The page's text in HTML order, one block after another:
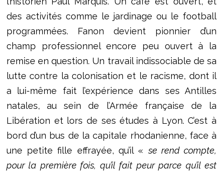
des activités comme le jardinage ou le football
programmées. Fanon devient pionnier d’un
champ professionnel encore peu ouvert à la
remise en question. Un travail indissociable de sa
lutte contre la colonisation et le racisme, dont il
a lui-même fait l’expérience dans ses Antilles
natales, au sein de l’Armée française de la
Libération et lors de ses études à Lyon. C’est à
bord d’un bus de la capitale rhodanienne, face à
une petite fille effrayée, qu’il «se rend compte,
pour la première fois, qu’il fait peur parce qu’il est